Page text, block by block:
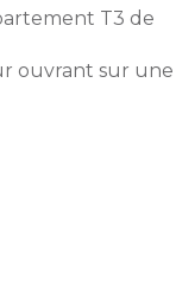
T3 de
ouvrant sur une
en sous-
et de la salle
goût du jour et